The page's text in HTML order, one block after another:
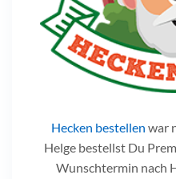
Hecken bestellen war
Helge bestellst Du
Wunschtermin nach